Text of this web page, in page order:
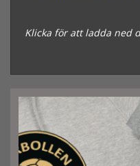
Klicka för att ladda ned